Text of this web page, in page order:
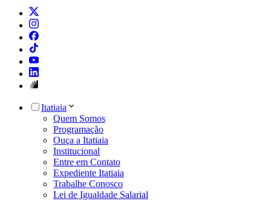
Itatiaia
Quem Somos
Programação
Ouça a Itatiaia
Institucional
Entre em Contato
Expediente Itatiaia
Trabalhe Conosco
Lei de Igualdade Salarial